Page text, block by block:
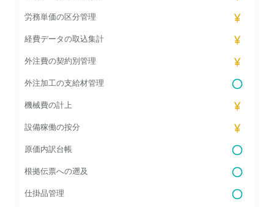
労務単価の区分管理
経費データの取込集計
外注費の契約別管理
外注加工の支給材管理
機械費の計上
設備稼働の按分
原価内訳台帳
根拠伝票への遡及
仕掛品管理